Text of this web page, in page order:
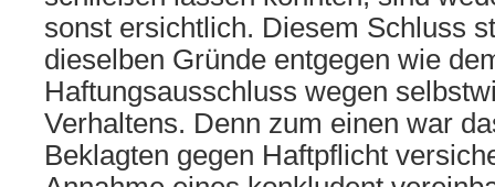
sonst ersichtlich. Diesem Schluss
dieselben Gründe entgegen wie
Haftungsausschluss wegen
Verhaltens. Denn zum einen war
Beklagten gegen Haftpflicht